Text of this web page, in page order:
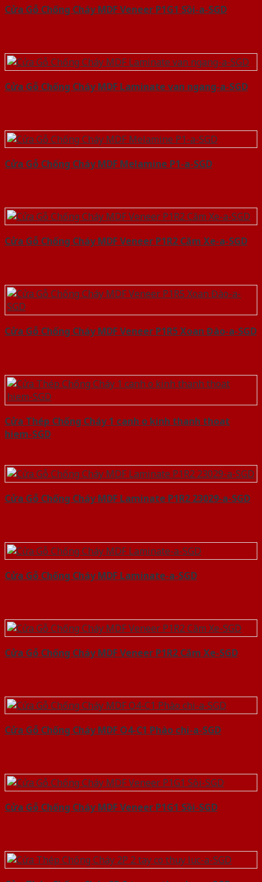
Cửa Gỗ Chống Cháy MDF Veneer P1G1 Sồi-a-SGD
Cửa Gỗ Chống Cháy MDF Laminate van ngang-a-SGD
Cửa Gỗ Chống Cháy MDF Melamine P1-a-SGD
Cửa Gỗ Chống Cháy MDF Veneer P1R2 Căm Xe-a-SGD
Cửa Gỗ Chống Cháy MDF Veneer P1R5 Xoan Đào-a-SGD
Cửa Thép Chống Cháy 1 canh o kinh thanh thoat
hiem-SGD
Cửa Gỗ Chống Cháy MDF Laminate P1R2 23029-a-SGD
Cửa Gỗ Chống Cháy MDF Laminate-a-SGD
Cửa Gỗ Chống Cháy MDF Veneer P1R2 Căm Xe-SGD
Cửa Gỗ Chống Cháy MDF O4-C1 Phào chi-a-SGD
Cửa Gỗ Chống Cháy MDF Veneer P1G1 Sồi-SGD